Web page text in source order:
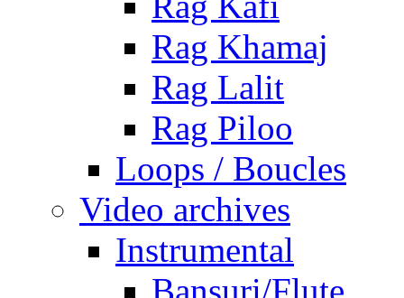
Rag Khamaj
Rag Lalit
Rag Piloo
Loops / Boucles
Video archives
Instrumental
Bansuri/Flute